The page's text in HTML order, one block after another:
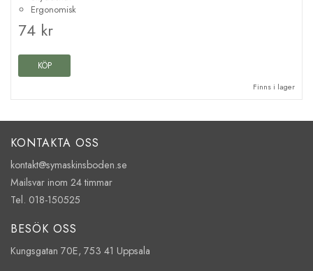
Ergonomisk
74 kr
KÖP
Finns i lager
KONTAKTA OSS
kontakt@symaskinsboden.se
Mailsvar inom 24 timmar
Tel. 018-150525
BESÖK OSS
Kungsgatan 70E, 753 41 Uppsala